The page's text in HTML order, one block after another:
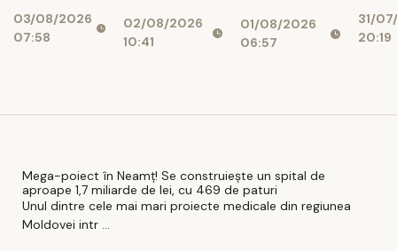
noi îi
așteaptă
intra în
03/08/2026
07:58
și bănci,
afectați de
02/08/2026
10:41
prăpastiei
financiare
01/08/2026
06:57
31/
20:19
Mega-poiect în Neamț! Se construiește un spital de
aproape 1,7 miliarde de lei, cu 469 de paturi
Unul dintre cele mai mari proiecte medicale din regiunea
Moldovei intr ...